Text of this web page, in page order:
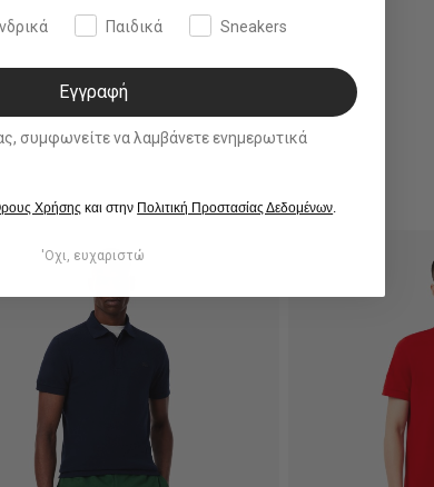
Παιδικά Sneakers
Εγγραφή
να λαμβάνετε ενημερωτικά
Χρήσης και στην Πολιτική Προστασίας Δεδομένων.
'Οχι, ευχαριστώ